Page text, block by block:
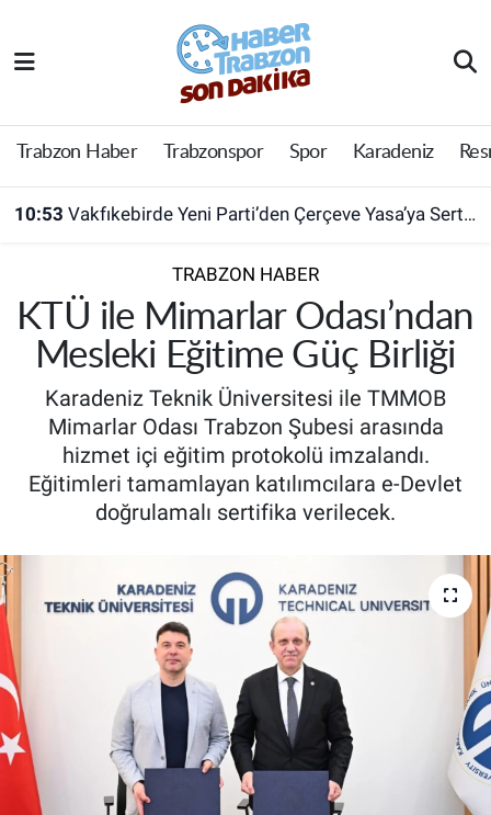
Trabzon Haber Trabzonspor Spor Karadeniz
10:53 Vakfıkebirde Yeni Parti’den Çerçeve Yasa’ya Sert Tepki
TRABZON HABER
KTÜ ile Mimarlar Odası’ndan
Mesleki Eğitime Güç Birliği
Karadeniz Teknik Üniversitesi ile TMMOB
Mimarlar Odası Trabzon Şubesi arasında
hizmet içi eğitim protokolü imzalandı.
Eğitimleri tamamlayan katılımcılara e-Devlet
doğrulamalı sertifika verilecek.
Trabzon Haber
Trabzonspor
Resmi Reklam
Yazarlar
Perde Arkası
Trabzon Nöbetçi Eczaneler
Trabzon Hava Durumu
Süper Lig Puan Durumu ve Fikstür
Tüm Manşetler
Son Dakika Haberleri
Haber Arşivi